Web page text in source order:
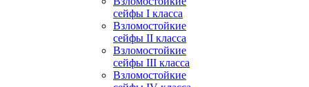
сейфы I класса
Взломостойкие
сейфы II класса
Взломостойкие
сейфы III класса
Взломостойкие